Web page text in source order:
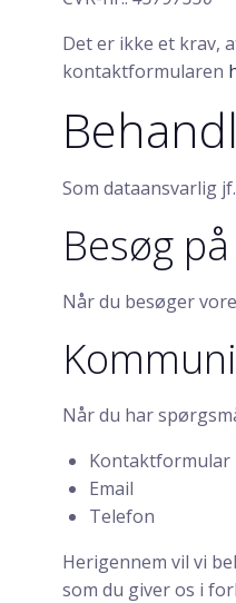
Det er ikke et krav,
kontaktformularen
Som dataansvarlig
Besøg
Når du besøger
Når du har
Kontaktformular
Email
Telefon
Herigennem vil vi
som du giver os i